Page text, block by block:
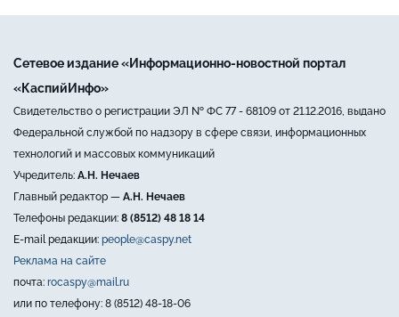
Сетевое издание «Информационно-новостной портал
«КаспийИнфо»
Свидетельство о регистрации ЭЛ № ФС 77 - 68109 от 21.12.2016, выдано
Федеральной службой по надзору в сфере связи, информационных
технологий и массовых коммуникаций
Учредитель: А.Н. Нечаев
Главный редактор — А.Н. Нечаев
Телефоны редакции: 8 (8512) 48 18 14
E-mail редакции: people@caspy.net
Реклама на сайте
почта: rocaspy@mail.ru
или по телефону: 8 (8512) 48-18-06